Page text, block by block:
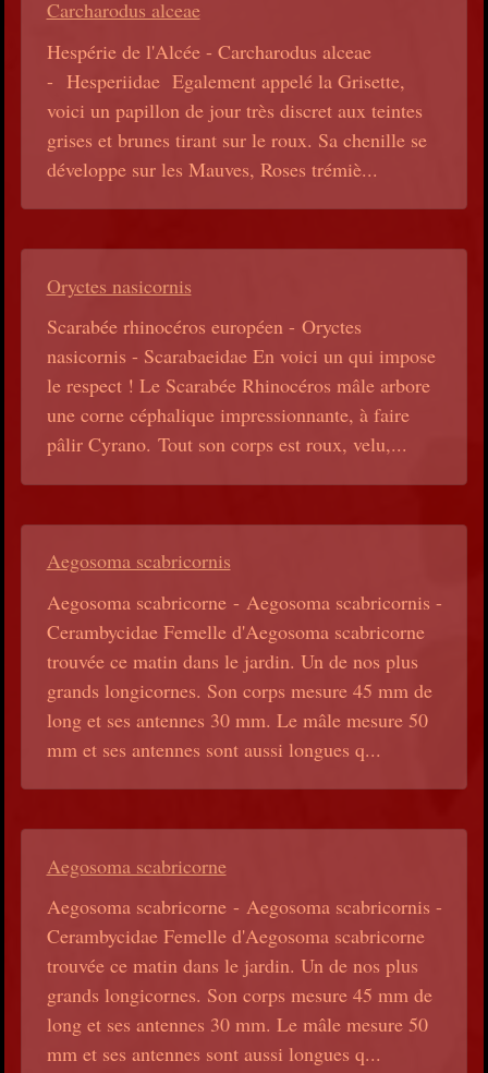
Carcharodus alceae
Hespérie de l'Alcée - Carcharodus alceae
- Hesperiidae Egalement appelé la Grisette,
voici un papillon de jour très discret aux teintes
grises et brunes tirant sur le roux. Sa chenille se
développe sur les Mauves, Roses trémiè...
Oryctes nasicornis
Scarabée rhinocéros européen - Oryctes
nasicornis - Scarabaeidae En voici un qui impose
le respect ! Le Scarabée Rhinocéros mâle arbore
une corne céphalique impressionnante, à faire
pâlir Cyrano. Tout son corps est roux, velu,...
Aegosoma scabricornis
Aegosoma scabricorne - Aegosoma scabricornis -
Cerambycidae Femelle d'Aegosoma scabricorne
trouvée ce matin dans le jardin. Un de nos plus
grands longicornes. Son corps mesure 45 mm de
long et ses antennes 30 mm. Le mâle mesure 50
mm et ses antennes sont aussi longues q...
Aegosoma scabricorne
Aegosoma scabricorne - Aegosoma scabricornis -
Cerambycidae Femelle d'Aegosoma scabricorne
trouvée ce matin dans le jardin. Un de nos plus
grands longicornes. Son corps mesure 45 mm de
long et ses antennes 30 mm. Le mâle mesure 50
mm et ses antennes sont aussi longues q...